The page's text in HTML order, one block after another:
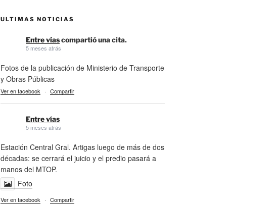
ULTIMAS NOTICIAS
Entre vías compartió una cita.
5 meses atrás
Fotos de la publicación de Ministerio de Transporte
y Obras Públicas
Ver en facebook · Compartir
Entre vías
5 meses atrás
Estación Central Gral. Artigas luego de más de dos
décadas: se cerrará el juicio y el predio pasará a
manos del MTOP.
Foto
Ver en facebook · Compartir